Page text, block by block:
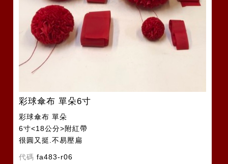
彩球傘布 單朵6寸
彩球傘布 單朵
6寸<18公分>附紅帶
很圓又挺.不易壓扁
代碼 fa483-r06